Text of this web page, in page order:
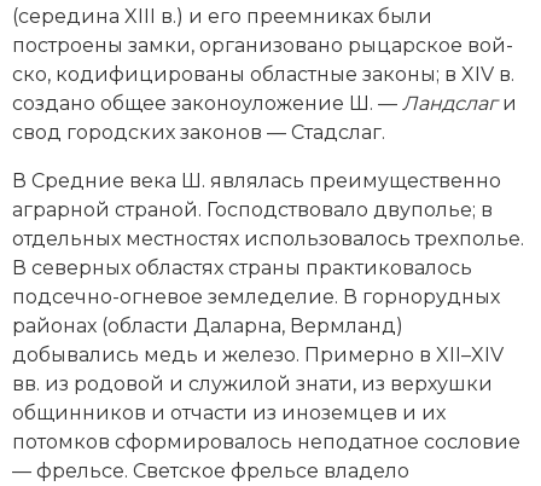
(середина XIII в.) и его преемниках были
построены замки, организовано рыцарское вой­
ско, кодифицированы областные законы; в XIV в.
создано общее законоуложение Ш. — Ландслаги
свод городских законов — Стадслаг.
В Средние века Ш. являлась пре­имущественно
аграрной страной. Господствовало двуполье; в
отдельных местностях использовалось трехполье.
В северных областях страны практиковалось
подсечно-огневое земледелие. В горнорудных
районах (области Даларна, Вермланд)
добывались медь и железо. Примерно в XII–XIV
вв. из родовой и служилой знати, из верхушки
общинников и отчасти из иноземцев и их
потомков сформировалось неподатное сословие
— фрельсе. Светское фрельсе владело